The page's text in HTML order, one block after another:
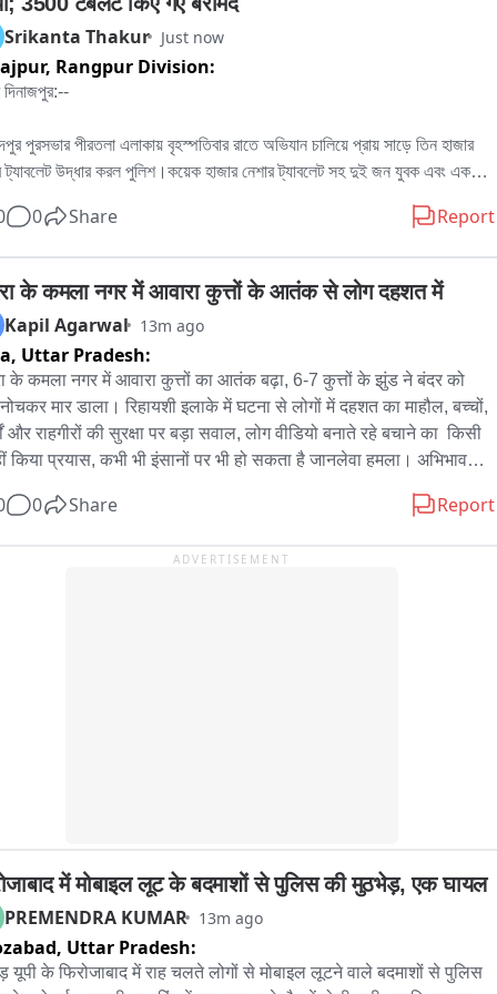
Srikanta Thakur Just now
Rangpur Division:
দিনাজপুর:--
পুরসভার পীরতলা এলাকায় বৃহস্পতিবার রাতে অভিযান চালিয়ে প্রায় সাড়ে তিন হাজার
ট্যাবলেট উদ্ধার করল পুলিশ।কয়েক হাজার নেশার ট্যাবলেট সহ দুই জন যুবক এবং একজন
ট্রাফিক ইউনিট এবং গঙ্গারামপুর মহকুমার পুলিশ আধিকারিক শুভ তোশ সরকার যৌথভাবে
প্রায় 3500 হাজার নেশার ট্যাবলেট।
ধৃতদের আদালতে তুলে নিজেদের হেফাজতে নিয়ে এই পাচার চক্রের সঙ্গে যুক্ত থাকা
অভিযুক্তদের খোঁজ শুরু করবে পুলিশ। ধৃতরা হলেন গঙ্গারামপুরের বাসিন্দা
বাড়ি গঙ্গারামপুর থানা এলাকায়। পুলিশ সূত্রে জানা গেছে এই তিনজন গাজোল থেকে
তে করে বুনিয়াদপুর আসছিল। গোপন সূত্রের খবরের ভিত্তিতে হরিরামপুর ট্রাফিক
এবং বংশীহারী থানা বুনিয়াদপুর পুরসভার পীরতলা এলাকায় টোটো  দাঁড় করায়। পরবর্তীতে
জনের ব্যাগের থেকে প্রায় সাড়ে তিন হাজার নেশার ট্যাবলেট উদ্ধার করে। ওই নেশা
ট্যাবলেট গুলোর মোট মূল্য প্রায় দুই লাখ দশ হাজার টাকা।জানা গিয়েছে, গাজোল থেকে
উদ্দেশে যাচিছল পাচারকারীরা একটি টোটো তে...
0 Share Report
के कमला नगर में आवारा कुत्तों के आतंक से लोग दहशत में
Kapil Agarwal 13m ago
Uttar Pradesh:
के कमला नगर में आवारा कुत्तों का आतंक बढ़ा, 6-7 कुत्तों के झुंड ने बंदर को
मार डाला। रिहायशी इलाके में घटना से लोगों में दहशत का माहौल, बच्चों,
और राहगीरों की सुरक्षा पर बड़ा सवाल, लोग वीडियो बनाते रहे बचाने का  किसी
किया प्रयास, कभी भी इंसानों पर भी हो सकता है जानलेवा हमला। अभिभावक
के कमलानगर क्षेत्र की बताई जा रही है वीडियो
0 Share Report
ADVERTISEMENT
में मोबाइल लूट के बदमाशों से पुलिस की मुठभेड़, एक घायल
PREMENDRA KUMAR 13m ago
Uttar Pradesh:
यूपी के फिरोजाबाद में राह चलते लोगों से मोबाइल लूटने वाले बदमाशों से पुलिस